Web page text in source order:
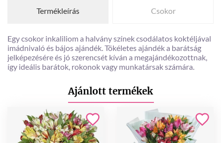
Termékleírás Csokor
Egy csokor inkaliliom a halvány színek csodálatos koktéljával
imádnivaló és bájos ajándék. Tökéletes ajándék a barátság
jelképezésére és jó szerencsét kíván a megajándékozottnak,
így ideális barátok, rokonok vagy munkatársak számára.
Ajánlott termékek